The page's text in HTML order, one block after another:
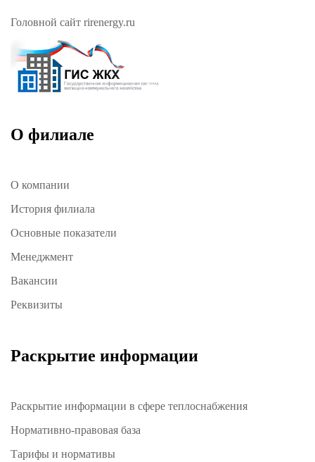
Головной сайт rirenergy.ru
О филиале
О компании
История филиала
Основные показатели
Менеджмент
Вакансии
Реквизиты
Раскрытие информации
Раскрытие информации в сфере теплоснабжения
Нормативно-правовая база
Тарифы и нормативы